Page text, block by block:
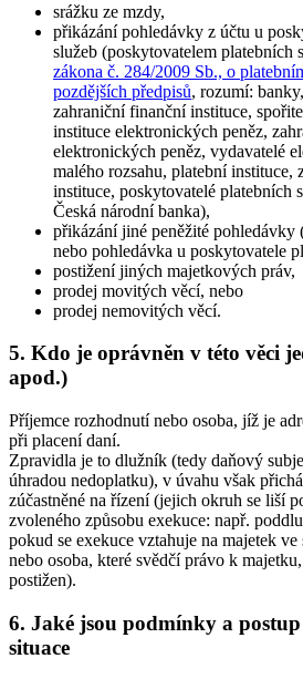
srážku ze mzdy,
přikázání pohledávky z účtu u
služeb (poskytovatelem platebních
zákona č. 284/2009 Sb., o
pozdějších předpisů, rozumí:
zahraniční finanční instituce,
instituce elektronických peněz,
elektronických peněz, vydavatelé
malého rozsahu, platební instituce,
instituce, poskytovatelé platebních
Česká národní banka),
přikázání jiné peněžité pohledávky
nebo pohledávka u poskytovatele
postižení jiných majetkových práv,
prodej movitých věcí, nebo
prodej nemovitých věcí.
5. Kdo je oprávněn v této věci
apod.)
Příjemce rozhodnutí nebo osoba, jíž je
při placení daní.
Zpravidla je to dlužník (tedy daňový
úhradou nedoplatku), v úvahu však
zúčastněné na řízení (jejich okruh se liší
zvoleného způsobu exekuce: např.
pokud se exekuce vztahuje na majetek
nebo osoba, které svědčí právo k
postižen).
6. Jaké jsou podmínky a
situace